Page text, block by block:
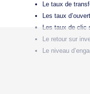
Le taux de
Les taux
Les taux de clic
Le retour sur
Le niveau